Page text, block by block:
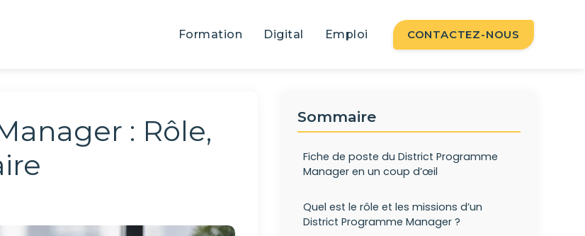
Formation Digital Emploi CONTACTEZ-NOUS
: Rôle,
Sommaire
Fiche de poste du District Programme
Manager en un coup d’œil
Quel est le rôle et les missions d’un
District Programme Manager ?